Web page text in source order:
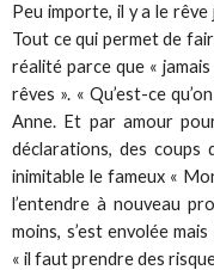
Peu importe, il y a le
Tout ce qui permet de
réalité parce que «
rêves ». « Qu’est-ce
Anne. Et par amour
déclarations, des
inimitable le fameux «
l’entendre à nouveau
moins, s’est envolée
« il faut prendre des